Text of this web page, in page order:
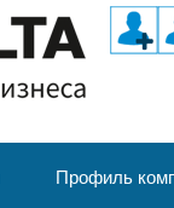
Профиль